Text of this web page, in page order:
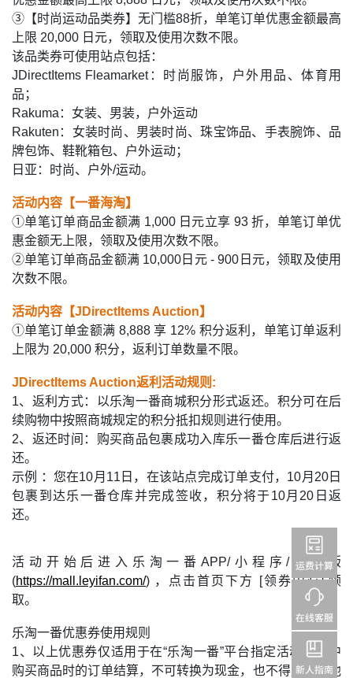
③【时尚运动品类券】无门槛88折，单笔订单优惠金额最高
上限 20,000 日元，领取及使用次数不限。
该品类券可使用站点包括：
JDirectItems Fleamarket：时尚服饰，户外用品、体育用
品；
Rakuma：女装、男装，户外运动
Rakuten：女装时尚、男装时尚、珠宝饰品、手表腕饰、品
牌包饰、鞋靴箱包、户外运动；
日亚：时尚、户外/运动。
活动内容【一番海淘】
①单笔订单商品金额满 1,000 日元立享 93 折，单笔订单优
惠金额无上限，领取及使用次数不限。
②单笔订单商品金额满 10,000日元 - 900日元，领取及使用
次数不限。
活动内容【JDirectItems Auction】
①单笔订单金额满 8,888 享 12% 积分返利，单笔订单返利
上限为 20,000 积分，返利订单数量不限。
JDirectItems Auction返利活动规则:
1、返利方式：以乐淘一番商城积分形式返还。积分可在后
续购物中按照商城规定的积分抵扣规则进行使用。
2、返还时间：购买商品包裹成功入库乐一番仓库后进行返
还。
示例 ：您在10月11日，在该站点完成订单支付，10月20日
包裹到达乐一番仓库并完成签收，积分将于10月20日返
还。
活动开始后进入乐淘一番APP/小程序/网页版
(https://mall.leyifan.com/) ，点击首页下方 [领券中心] 领
取。
乐淘一番优惠券使用规则
1、以上优惠券仅适用于在“乐淘一番”平台指定活动站点中
购买商品时的订单结算，不可转换为现金，也不得用于其他